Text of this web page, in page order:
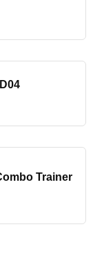
Trainer